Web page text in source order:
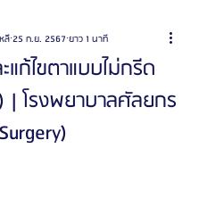
ก้ไขตาแบบไม่กรีด
| โรงพยาบาลศัลยกร
ลี25 ก.ย. 2567 ยาว 1 นาที